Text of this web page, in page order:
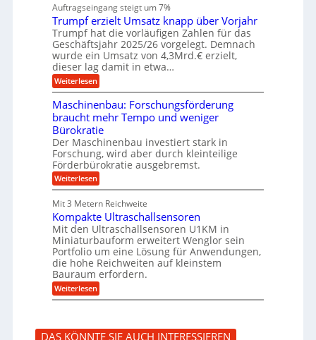
e
n
b
a
u
a
u
f
e
n
f
ü
h
r
u
n
g
e
n
B
S
C
L
w
e
i
t
e
e
n
t
w
i
c
k
e
l
r
t
u
n
g
s
f
r
e
e
s
H
y
b
r
i
d
-
u
g
e
l
l
a
g
e
r
Auftragseingang steigt um 7%
Trumpf erzielt Umsatz knapp über Vorjahr
Trumpf hat die vorläufigen Zahlen für das
Geschäftsjahr 2025/26 vorgelegt. Demnach
wurde ein Umsatz von 4,3Mrd.€ erzielt,
dieser lag damit in etwa…
Weiterlesen:
T
u
m
p
f
e
r
z
i
e
t
U
m
s
a
t
z
k
n
a
ü
b
Maschinenbau: Forschungsförderung
braucht mehr Tempo und weniger
Bürokratie
Der Maschinenbau investiert stark in
Forschung, wird aber durch kleinteilige
Förderbürokratie ausgebremst.
Weiterlesen:
M
s
c
h
i
n
e
n
b
a
u
r
Mit 3 Metern Reichweite
Kompakte Ultraschallsensoren
Mit den Ultraschallsensoren U1KM in
Miniaturbauform erweitert Wenglor sein
Portfolio um eine Lösung für Anwendungen,
die hohe Reichweiten auf kleinstem
Bauraum erfordern.
Weiterlesen:
K
p
a
DAS KÖNNTE SIE AUCH INTERESSIEREN